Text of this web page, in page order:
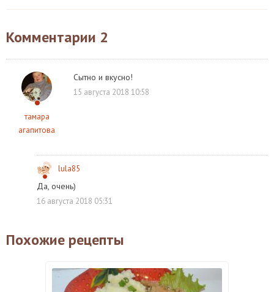
Комментарии 2
тамара
агапитова
Сытно и вкусно!
15 августа 2018 10:58
lula85
Да, очень)
16 августа 2018 05:31
Похожие рецепты